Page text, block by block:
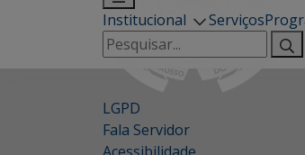
Institucional Serviços
Pesquisar
por:
LGPD
Fala Servidor